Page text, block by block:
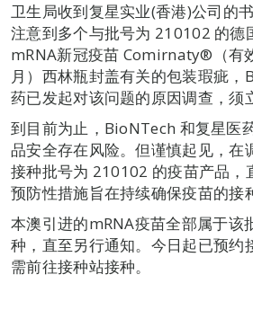
卫生局收到复星实业(香港)公司的
注意到多个与批号为 210102 的德
mRNA新冠疫苗 Comirnaty®️（有
月）西林瓶封盖有关的包装瑕疵，
药已发起对该问题的原因调查，须
到目前为止，BioNTech 和复星医
品安全存在风险。但谨慎起见，在
接种批号为 210102 的疫苗产品，
预防性措施旨在持续确保疫苗的接
本澳引进的mRNA疫苗全部属于该
种，直至另行通知。今日起已预约
需前往接种站接种。